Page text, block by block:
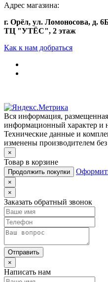
Адрес магазина:
г. Орёл, ул. Ломоносова, д.
ТЦ "УТЁС", 2 этаж
Как к нам добраться
Вся информация,
информационный характер и
Технические данные и
изменены производителем
×
Товар в корзине
Продолжить покупки
×
×
Заказать обратный звонок
Отправить
×
Написать нам